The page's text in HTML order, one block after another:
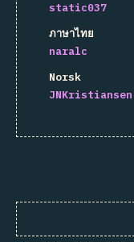
static037
ภาษาไทย
naralc
Norsk
JNKristiansen